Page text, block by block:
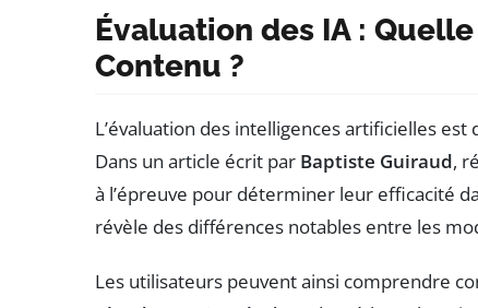
Évaluation des IA :
Contenu ?
L’évaluation des intelligences artificielles
Dans un article écrit par Baptiste Guiraud,
à l’épreuve pour déterminer leur efficacité
révèle des différences notables entre les
Les utilisateurs peuvent ainsi comprendre